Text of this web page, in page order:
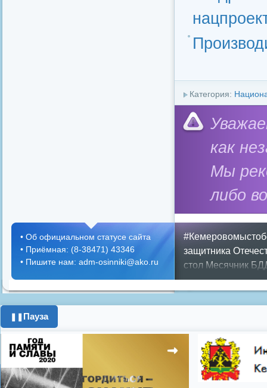
Категория:
как
Мы
либо
защитника
стол Месячник
ЖКХ Положение
граждан
город день города
школьники
Показать все теги
• Об официальном статусе сайта
• Приёмная: (8-38471) 43346
• Пишите нам: adm-osinniki@ako.ru
Пауза